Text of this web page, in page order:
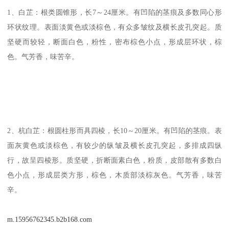
1、白芷：根类圆锥形，长7～24厘米。有凹陷的茎痕及多数同心形
环状纹理。表面淡黄色或淡棕色，有众多皱纹及横长皮孔突起。质
坚硬而较轻，断面白色，粉性，密布棕色小点，形成层环状，棕
色。气芳香，味苦辛。
2、杭白芷：根圆柱形而具四棱，长10～20厘米。有凹陷的茎痕。表
面灰黄色或淡棕色，有较少的纵皱及横长皮孔突起，多排成四纵
行，故呈四棱形。质坚硬，折断面素白色，粉质，皮部散有多数白
色小点，形成层类方形，棕色，木质部淡棕灰色。气芳香，味苦
辛。
m.15956762345.b2b168.com